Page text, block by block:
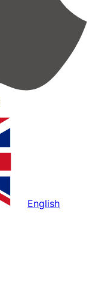
English